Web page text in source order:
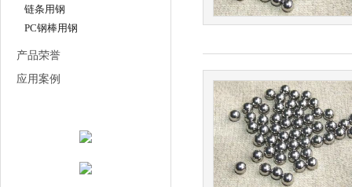
链条用钢
PC钢棒用钢
产品荣誉
应用案例